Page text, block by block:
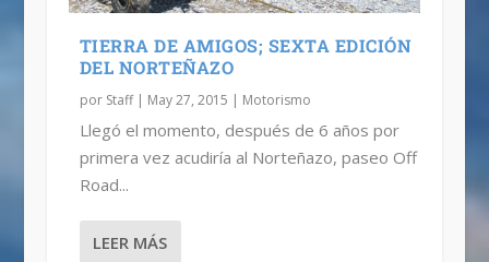
TIERRA DE AMIGOS; SEXTA EDICIÓN
DEL NORTEÑAZO
por Staff| May 27, 2015 | Motorismo
Llegó el momento, después de 6 años por
primera vez acudiría al Norteñazo, paseo Off
Road...
LEER MÁS